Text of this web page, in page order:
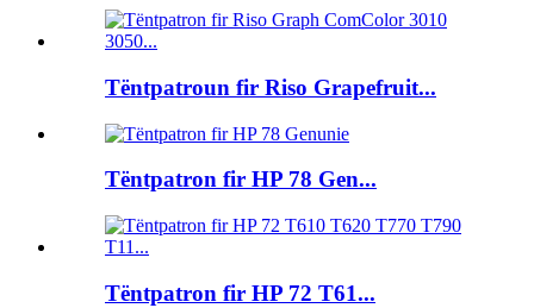
Tëntpatroun fir Riso Grapefruit...
Tëntpatron fir HP 78 Gen...
Tëntpatron fir HP 72 T61...